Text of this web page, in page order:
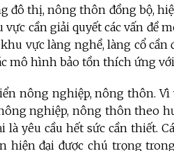
đô thị, nông thôn đồng bộ,
vực cần giải quyết các vấn đề
vực làng nghề, làng cổ
mô hình bảo tồn thích ứng
nông nghiệp, nông thôn. Vì
nghiệp, nông thôn theo
là yêu cầu hết sức cần thiết.
hiện đại được chú trọng